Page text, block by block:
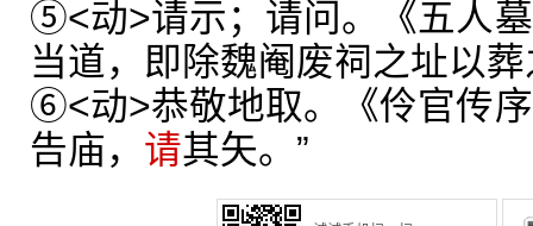
⑤<动>请示；请问。《五人
当道，即除魏阉废祠之址以葬
⑥<动>恭敬地取。《伶官传
告庙， 请其矢。”